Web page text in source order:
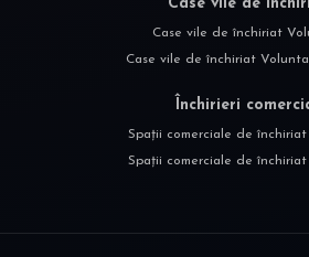
Case vile de
Case vile de închiriat
Case vile de închiriat
Închirieri
Spații comerciale de
Spații comerciale de închiriat